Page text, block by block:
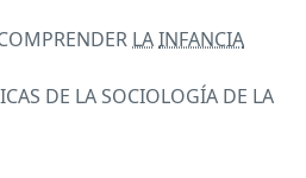
LAINFANCIA
DE LA SOCIOLOGÍA DE LA